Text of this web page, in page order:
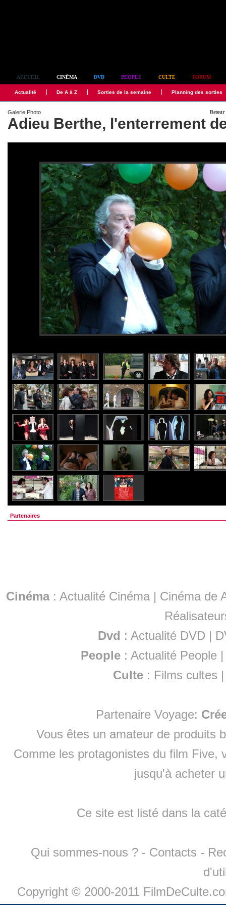
ACCUEIL CINÉMA DVD PEOPLE CULTE FORUM
Actualité De A à Z Sorties de la semaine Planning des sorties
Retour
Galerie Photo
Adieu Berthe, l'enterrement
Partenaires
Cinéma: Actualité Cinéma | Cinéma de
Dvd : Actualité DVD |
People :Actualité People
Culte : Films cultes
Partenaire Voyage:
Vous êtes un amateur de produits
Comme les protagonistes du film Five,
jusqu'à acheter
Ce site est listé dans la
Qui sommes-nous ? - Contacts -
Copyright © 2000-2011